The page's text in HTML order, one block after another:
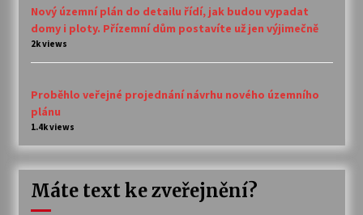
Nový územní plán do detailu řídí, jak budou vypadat
domy i ploty. Přízemní dům postavíte už jen výjimečně
2k views
Proběhlo veřejné projednání návrhu nového územního
plánu
1.4k views
Máte text ke zveřejnění?